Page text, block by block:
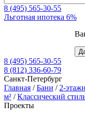
8 (495) 565-30-55
Льготная ипотека 6%
8 (495) 565-30-55
8 (812) 336-60-79
Санкт-Петербург
Главная /Бани / 2-
м² /Классический
Проекты